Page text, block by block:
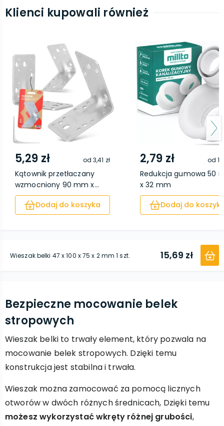
Klienci kupowali również
5,29 zł od3,41 zł
Kątownik przetłaczany
wzmocniony 90 mm x...
Dodaj do koszyka
2,79 zł od
Redukcja gumowa 50
x 32 mm
Dodaj do
Wieszak belki 47 x 100 x 75 x 2 mm 1 szt. 15,69 zł
Bezpieczne mocowanie belek
stropowych
Wieszak belki to trwały element, który pozwala na
mocowanie belek stropowych. Dzięki temu
konstrukcja jest stabilna i trwała.
Wieszak można zamocować za pomocą licznych
otworów w dwóch różnych średnicach, Dzięki temu
możesz wykorzystać wkręty różnej grubości,